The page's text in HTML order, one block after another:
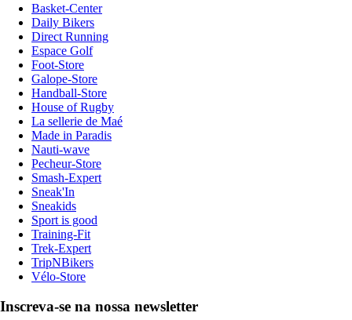
Basket-Center
Daily Bikers
Direct Running
Espace Golf
Foot-Store
Galope-Store
Handball-Store
House of Rugby
La sellerie de Maé
Made in Paradis
Nauti-wave
Pecheur-Store
Smash-Expert
Sneak'In
Sneakids
Sport is good
Training-Fit
Trek-Expert
TripNBikers
Vélo-Store
Inscreva-se na nossa newsletter